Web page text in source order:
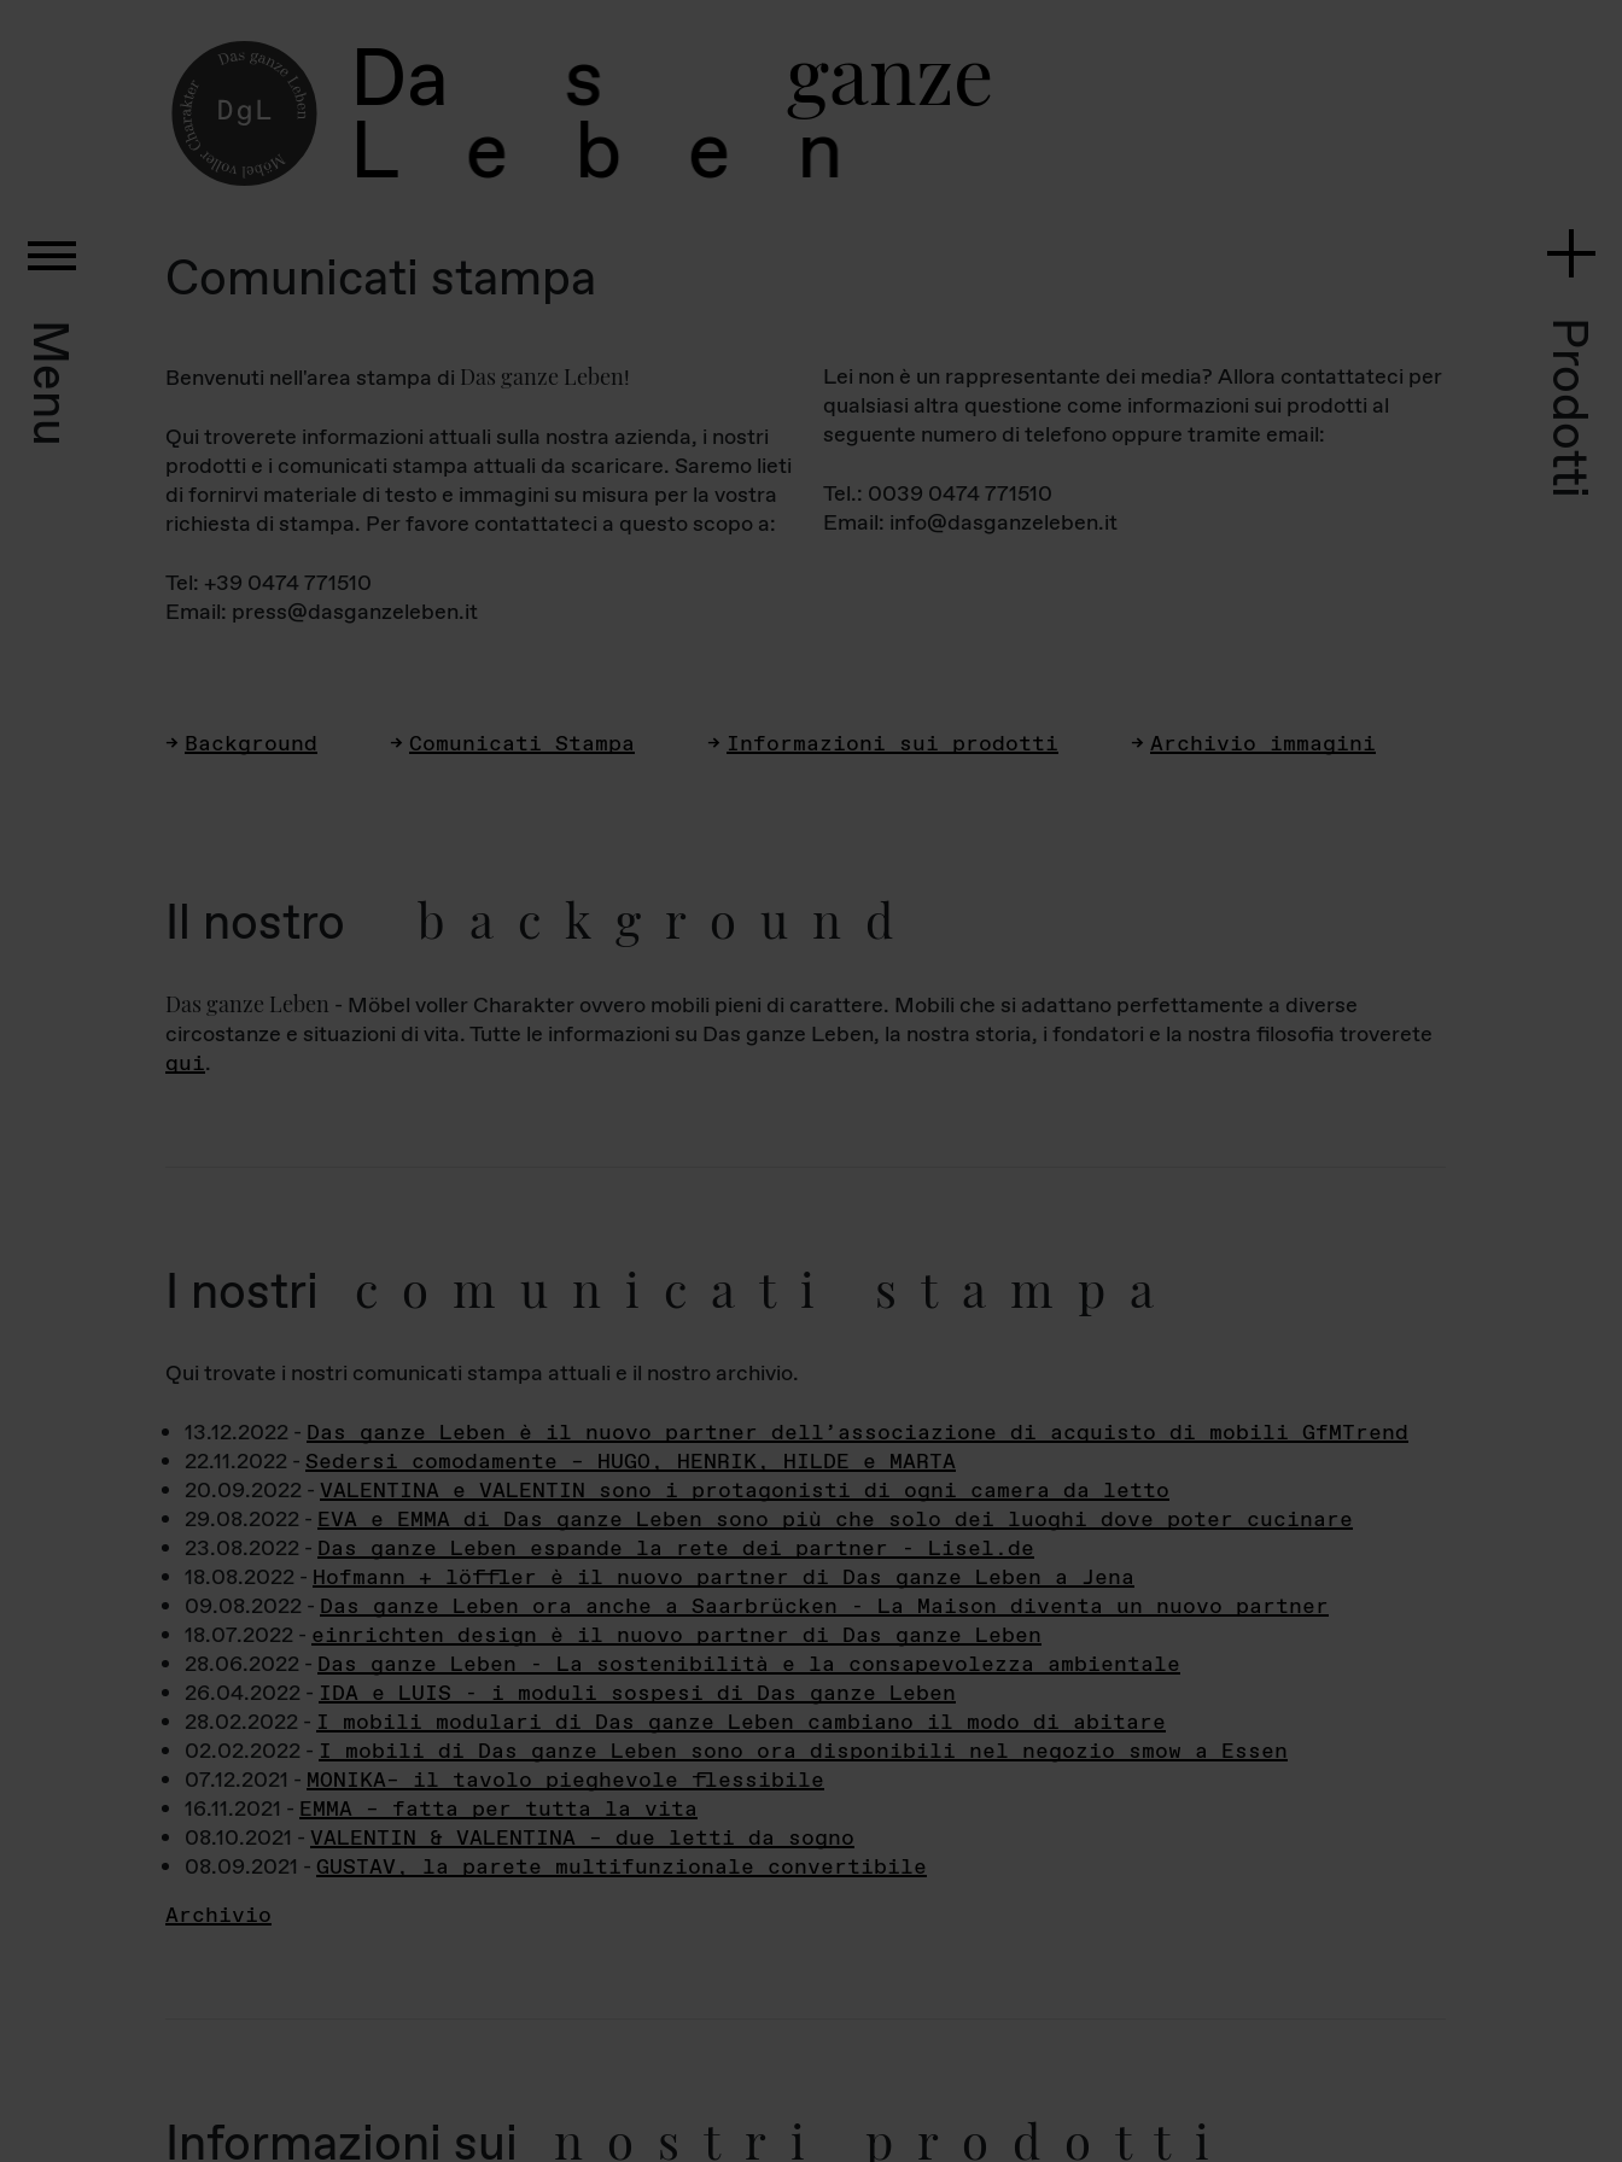
Da s ganz
L e b e
Menu Prodotti
Comunicati stampa
Benvenuti nell'area stampa di Das ganze Leben!
Qui troverete informazioni attuali sulla nostra azienda, i nostri
prodotti e i comunicati stampa attuali da scaricare. Saremo lieti
di fornirvi materiale di testo e immagini su misura per la vostra
richiesta di stampa. Per favore contattateci a questo scopo a:
Tel: +39 0474 771510
Email: press@dasganzeleben.it
Lei non è un rappresentante dei media? Allora contattateci per
qualsiasi altra questione come informazioni sui prodotti al
seguente numero di telefono oppure tramite email:
Tel.: 0039 0474 771510
Email: info@dasganzeleben.it
Background Comunicati Stampa Informazioni sui prodotti Archivio immagini
Il nostro background
Das ganze Leben - Möbel voller Charakter ovvero mobili pieni di carattere. Mobili che si adattano perfettamente a diverse
circostanze e situazioni di vita. Tutte le informazioni su Das ganze Leben, la nostra storia, i fondatori e la nostra filosofia troverete
qui.
I nostri comunicati stampa
Qui trovate i nostri comunicati stampa attuali e il nostro archivio.
13.12.2022 - Das ganze Leben è il nuovo partner dell’associazione di acquisto di mobili GfMTrend
22.11.2022 - Sedersi comodamente – HUGO, HENRIK, HILDE e MARTA
20.09.2022 - VALENTINA e VALENTIN sono i protagonisti di ogni camera da letto
29.08.2022 - EVA e EMMA di Das ganze Leben sono più che solo dei luoghi dove poter cucinare
23.08.2022 - Das ganze Leben espande la rete dei partner - Lisel.de
18.08.2022 - Hofmann + löffler è il nuovo partner di Das ganze Leben a Jena
09.08.2022 - Das ganze Leben ora anche a Saarbrücken - La Maison diventa un nuovo partner
18.07.2022 - einrichten design è il nuovo partner di Das ganze Leben
28.06.2022 - Das ganze Leben - La sostenibilità e la consapevolezza ambientale
26.04.2022 - IDA e LUIS - i moduli sospesi di Das ganze Leben
28.02.2022 - I mobili modulari di Das ganze Leben cambiano il modo di abitare
02.02.2022 - I mobili di Das ganze Leben sono ora disponibili nel negozio smow a Essen
07.12.2021 - MONIKA– il tavolo pieghevole flessibile
16.11.2021 - EMMA – fatta per tutta la vita
08.10.2021 - VALENTIN & VALENTINA – due letti da sogno
08.09.2021 - GUSTAV, la parete multifunzionale convertibile
Archivio
Informazioni sui nostri prodotti